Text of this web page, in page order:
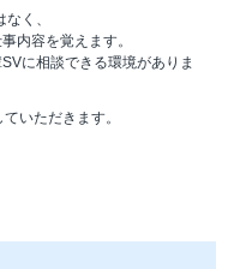
く、
内容を覚えます。
に相談できる環境がありま
いただきます。